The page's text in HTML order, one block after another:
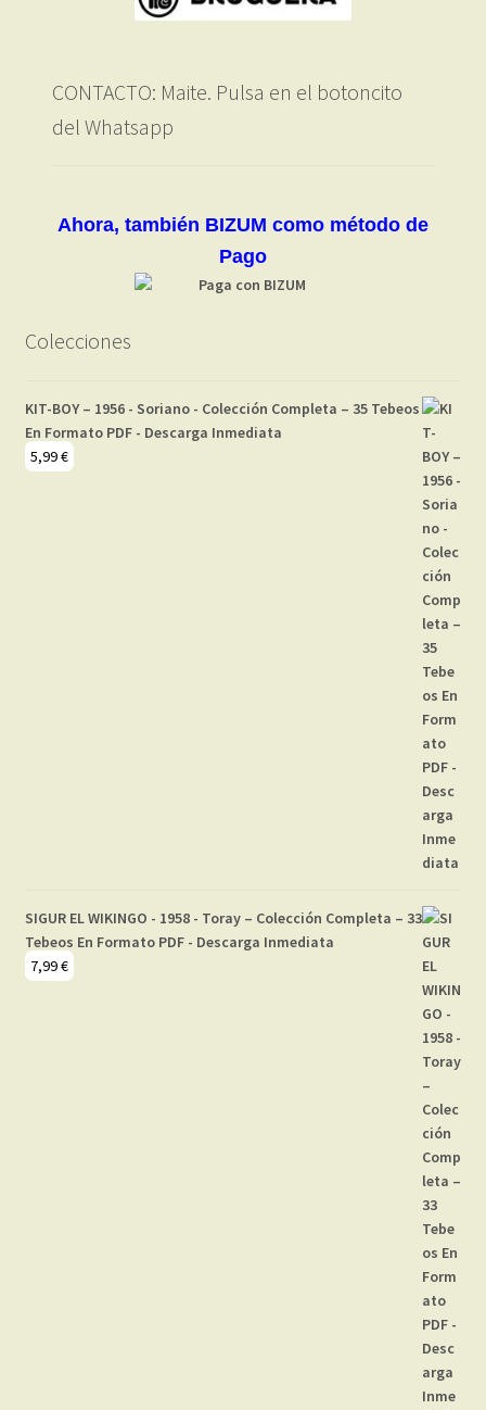
CONTACTO: Maite. Pulsa en el botoncito
del Whatsapp
Ahora, también BIZUM como método de
Pago
Colecciones
KIT-BOY – 1956 - Soriano - Colección Completa – 35 Tebeos
En Formato PDF - Descarga Inmediata
5,99€
SIGUR EL WIKINGO - 1958 - Toray – Colección Completa – 33
Tebeos En Formato PDF - Descarga Inmediata
7,99€